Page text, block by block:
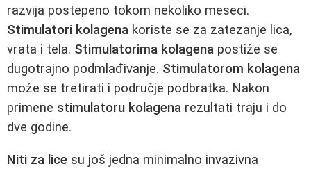
razvija postepeno tokom nekoliko meseci.
Stimulatori kolagena koriste se za zatezanje lica,
vrata i tela. Stimulatorima kolagena postiže se
dugotrajno podmlađivanje. Stimulatorom kolagena
može se tretirati i područje podbratka. Nakon
primene stimulatoru kolagena rezultati traju i do
dve godine.
Niti za lice su još jedna minimalno invazivna